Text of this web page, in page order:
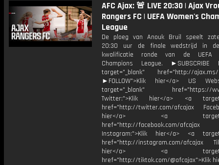
AFC Ajax: 🚨 LIVE 20:30 | Ajax
Rangers FC | UEFA Women's
League
De ploeg van Anouk Bruil speelt
20:30 uur de finale wedstrijd in
kwalificatie ronde van de UEFA
Champions League. ►SUBSCRIBE
target="_blank" href="http://ajax.ms/
►FOLLOW">Klik hier</a> US
target="_blank" href="https://
Twitter:">Klik hier</a> <a
href="http://twitter.com/afcajax
hier</a> <a
href="http://facebook.com/afcajax
Instagram:">Klik hier</a> <a
href="http://instagram.com/afcajax
hier</a> <a
href="http://tiktok.com/@afcajax">Klik